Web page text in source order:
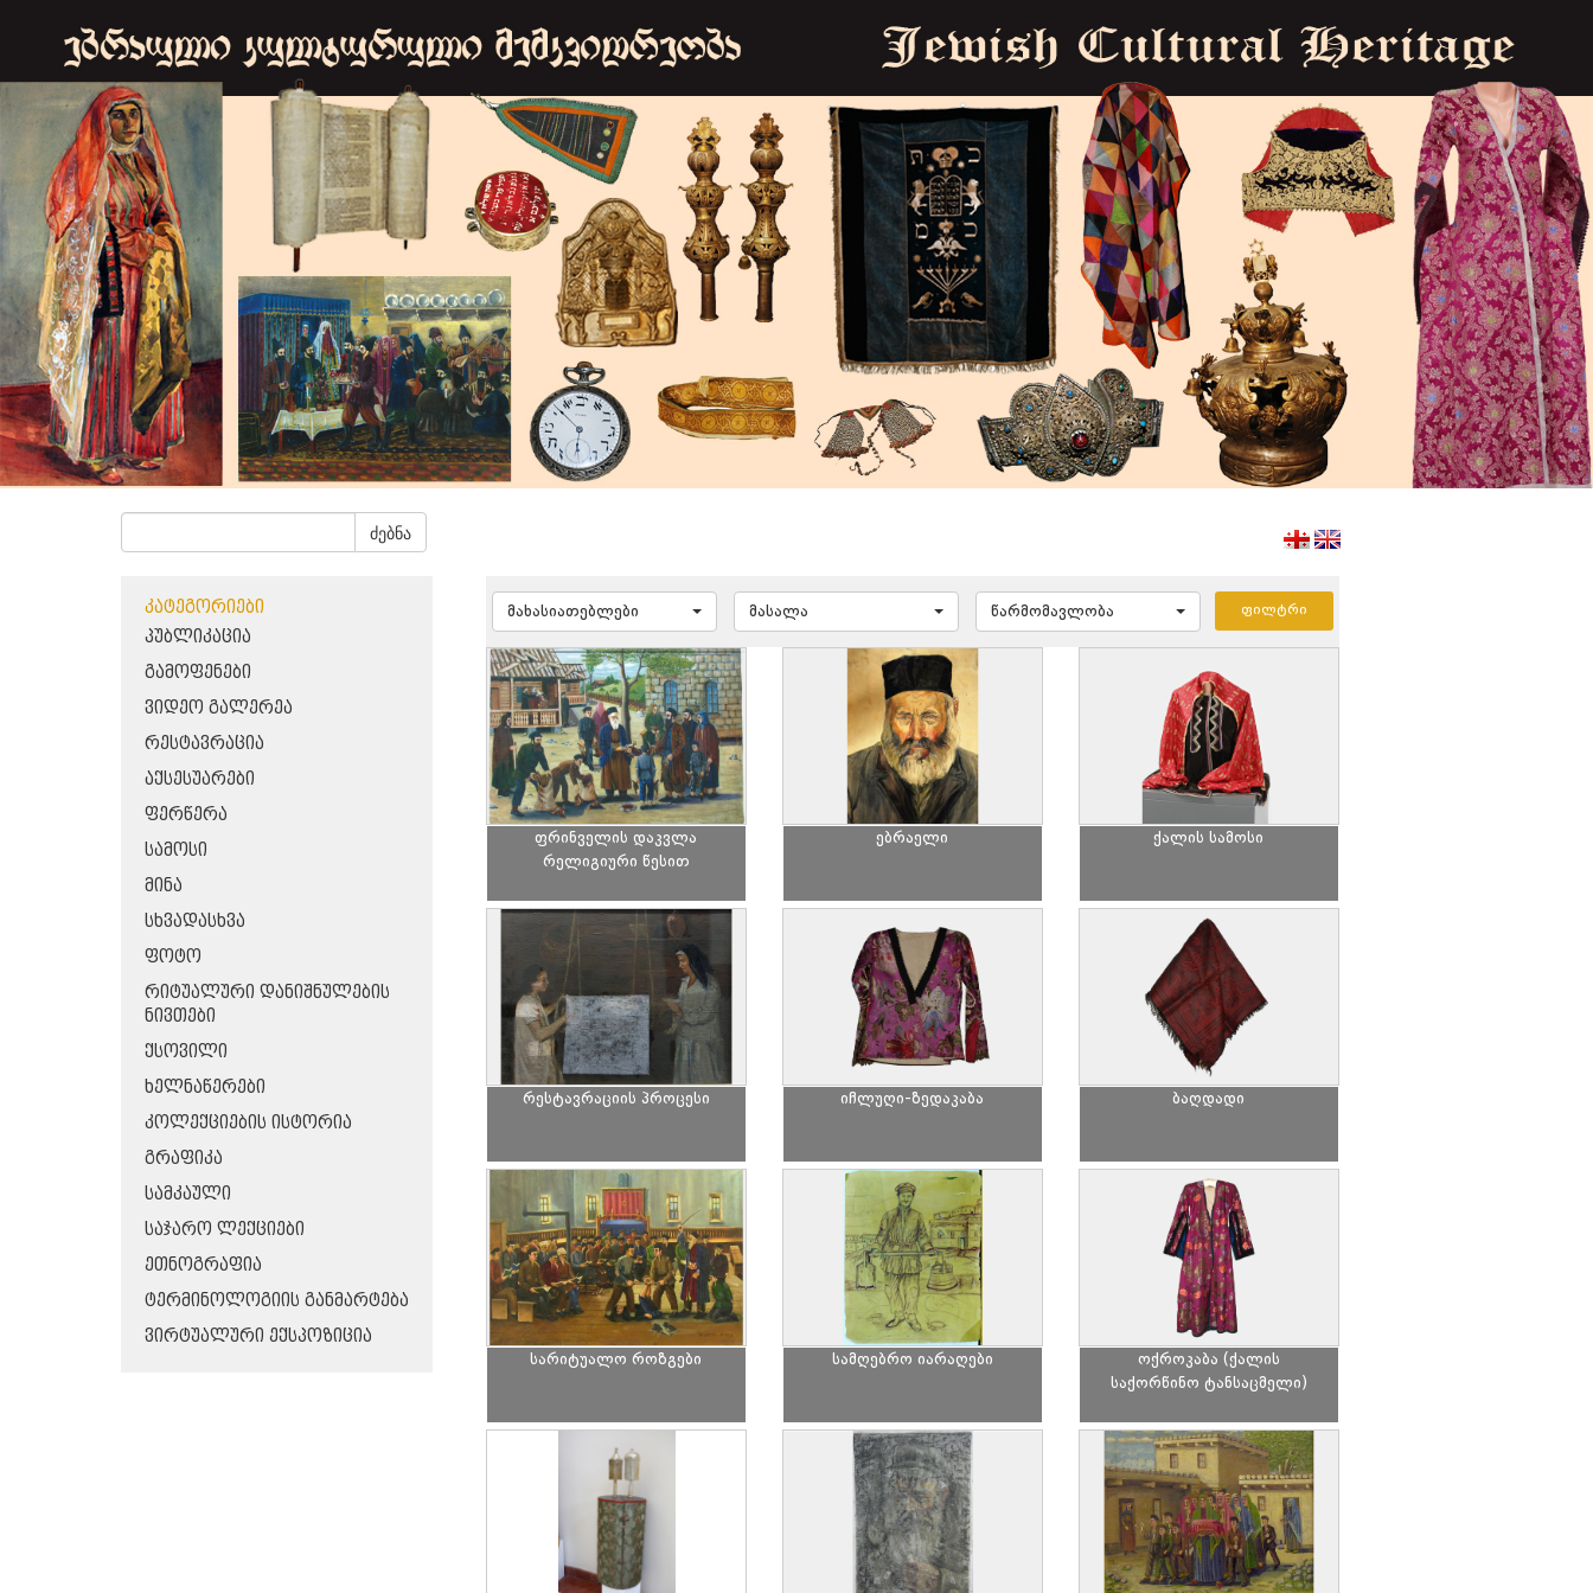
ძებნა
ᲙᲐᲢᲔᲒᲝᲠᲘᲔᲑᲘ
ᲞᲣᲑᲚᲘᲙᲐᲪᲘᲐ
ᲒᲐᲛᲝᲤᲔᲜᲔᲑᲘ
ᲕᲘᲓᲔᲝ ᲒᲐᲚᲔᲠᲔᲐ
ᲠᲔᲡᲢᲐᲕᲠᲐᲪᲘᲐ
ᲐᲥᲡᲔᲡᲣᲐᲠᲔᲑᲘ
ᲤᲔᲠᲬᲔᲠᲐ
ᲡᲐᲛᲝᲡᲘ
ᲛᲘᲜᲐ
ᲡᲮᲕᲐᲓᲐᲡᲮᲕᲐ
ᲤᲝᲢᲝ
ᲠᲘᲢᲣᲐᲚᲣᲠᲘ ᲓᲐᲜᲘᲨᲜᲣᲚᲔᲑᲘᲡ
ᲜᲘᲕᲗᲔᲑᲘ
ᲥᲡᲝᲕᲘᲚᲘ
ᲮᲔᲚᲜᲐᲬᲔᲠᲔᲑᲘ
ᲙᲝᲚᲔᲥᲪᲘᲔᲑᲘᲡ ᲘᲡᲢᲝᲠᲘᲐ
ᲒᲠᲐᲤᲘᲙᲐ
ᲡᲐᲛᲙᲐᲣᲚᲘ
ᲡᲐᲯᲐᲠᲝ ᲚᲔᲥᲪᲘᲔᲑᲘ
ᲔᲗᲜᲝᲒᲠᲐᲤᲘᲐ
ᲢᲔᲠᲛᲘᲜᲝᲚᲝᲒᲘᲘᲡ ᲒᲐᲜᲛᲐᲠᲢᲔᲑᲐ
ᲕᲘᲠᲢᲣᲐᲚᲣᲠᲘ ᲔᲥᲡᲞᲝᲖᲘᲪᲘᲐ
მახასიათებლები მასალა წარმომავლობა
ფრინველის დაკვლა
რელიგიური წესით
ებრაელი ქალის სამოსი
რესტავრაციის პროცესი იჩლუღი-ზედაკაბა ბაღდადი
სარიტუალო როზგები სამღებრო იარაღები
ოქროკაბა (ქალის
საქორწინო ტანსაცმელი)